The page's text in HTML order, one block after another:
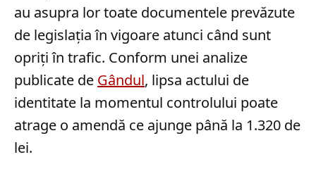
au asupra lor toate documentele prevăzute
de legislația în vigoare atunci când sunt
opriți în trafic. Conform unei analize
publicate de Gândul, lipsa actului de
identitate la momentul controlului poate
atrage o amendă ce ajunge până la 1.320 de
lei.